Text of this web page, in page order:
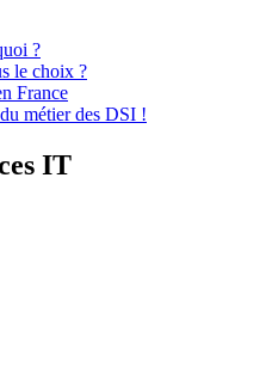
?
le choix ?
France
métier des DSI !
IT